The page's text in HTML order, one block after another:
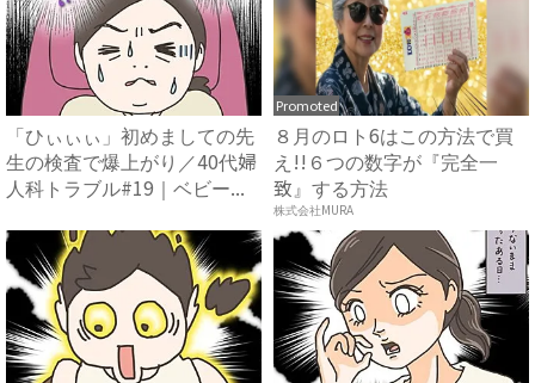
「ひぃぃぃ」初めましての先
生の検査で爆上がり／40代婦
人科トラブル#19｜ベビー...
Promoted
８月のロト6はこの方法で買
え!!６つの数字が『完全一
致』する方法
株式会社MURA